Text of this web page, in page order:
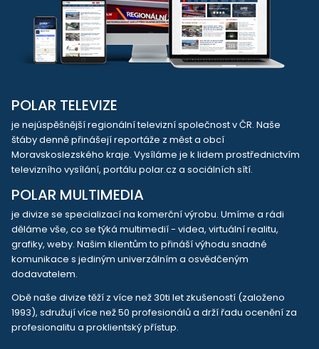
POLAR TELEVIZE
je nejúspěšnější regionální televizní společnost v ČR. Naše
štáby denně přinášejí reportáže z měst a obcí
Moravskoslezského kraje. Vysíláme je k lidem prostřednictvím
televizního vysílání, portálu polar.cz a sociálních sítí.
POLAR MULTIMEDIA
je divize se specializací na komerční výrobu. Umíme a rádi
děláme vše, co se týká multimedií - videa, virtuální realitu,
grafiky, weby. Našim klientům to přináší výhodu snadné
komunikace s jediným univerzálním a osvědčeným
dodavatelem.
Obě naše divize těží z více než 30ti let zkušeností (založeno
1993), sdružují více než 50 profesionálů a drží řadu ocenění za
profesionalitu a proklientský přístup.